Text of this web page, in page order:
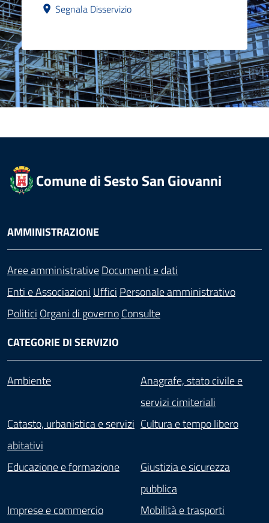
Segnala Disservizio
Comune di Sesto San Giovanni
AMMINISTRAZIONE
Aree amministrativeDocumenti e dati
Enti e Associazioni Uffici Personale amministrativo
Politici Organi di governoConsulte
CATEGORIE DI SERVIZIO
Ambiente
Anagrafe, stato civile e
servizi cimiteriali
Catasto, urbanistica e servizi
abitativi
Cultura e tempo libero
Educazione e formazione
Giustizia e sicurezza
pubblica
Imprese e commercio
Mobilità e trasporti